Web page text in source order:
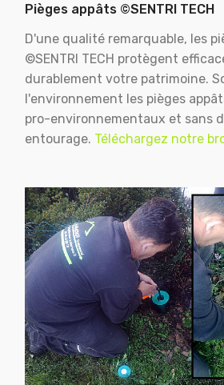
Pièges appâts ©SENTRI TECH
D'une qualité remarquable, les
©SENTRI TECH protègent
durablement votre patrimoine.
l'environnement les pièges
pro-environnementaux et sans
entourage. Téléchargez notre